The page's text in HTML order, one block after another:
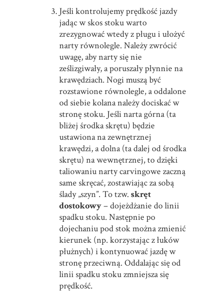
Jeśli kontrolujemy prędkość jazdy
jadąc w skos stoku warto
zrezygnować wtedy z pługu i ułożyć
narty równolegle. Należy zwrócić
uwagę, aby narty się nie
ześlizgiwały, a poruszały płynnie na
krawędziach. Nogi muszą być
rozstawione równolegle, a oddalone
od siebie kolana należy dociskać w
stronę stoku. Jeśli narta górna (ta
bliżej środka skrętu) będzie
ustawiona na zewnętrznej
krawędzi, a dolna (ta dalej od środka
skrętu) na wewnętrznej, to dzięki
taliowaniu narty carvingowe zaczną
same skręcać, zostawiając za sobą
ślady „szyn”. To tzw. skręt
dostokowy– dojeżdżanie do linii
spadku stoku. Następnie po
dojechaniu pod stok można zmienić
kierunek (np. korzystając z łuków
płużnych) i kontynuować jazdę w
stronę przeciwną. Oddalając się od
linii spadku stoku zmniejsza się
prędkość.